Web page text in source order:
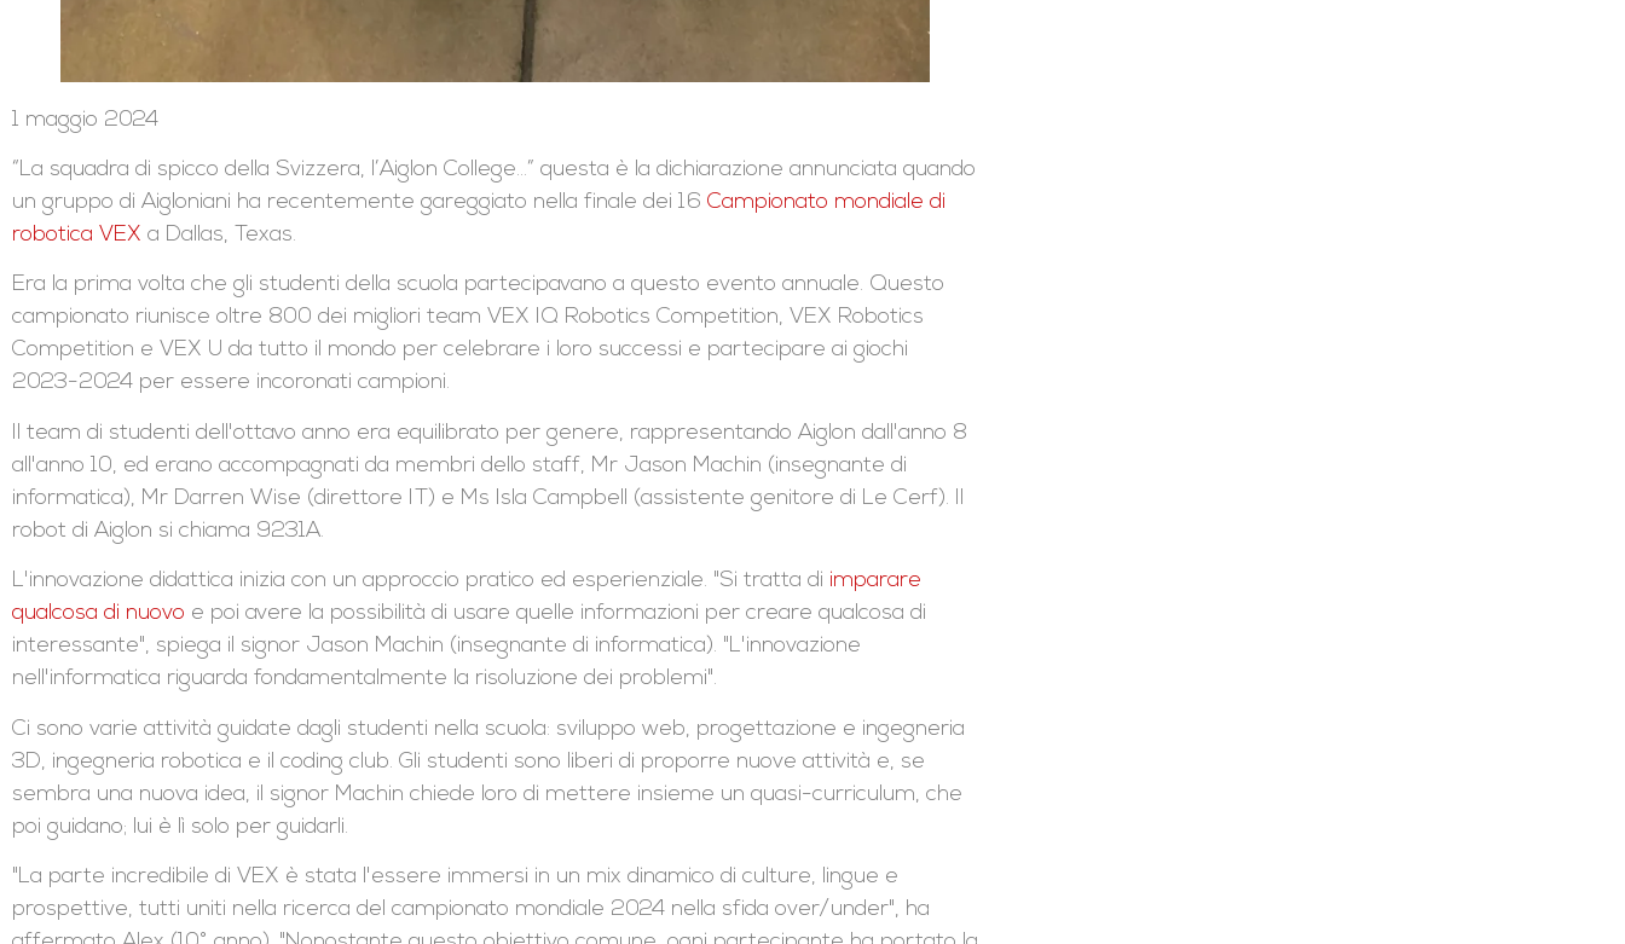
1 maggio 2024
“La squadra di spicco della Svizzera, l’Aiglon College…” questa è la dichiarazione annunciata quando
un gruppo di Aigloniani ha recentemente gareggiato nella finale dei 16 Campionato mondiale di
robotica VEX a Dallas, Texas.
Era la prima volta che gli studenti della scuola partecipavano a questo evento annuale. Questo
campionato riunisce oltre 800 dei migliori team VEX IQ Robotics Competition, VEX Robotics
Competition e VEX U da tutto il mondo per celebrare i loro successi e partecipare ai giochi
2023-2024 per essere incoronati campioni.
Il team di studenti dell'ottavo anno era equilibrato per genere, rappresentando Aiglon dall'anno 8
all'anno 10, ed erano accompagnati da membri dello staff, Mr Jason Machin (insegnante di
informatica), Mr Darren Wise (direttore IT) e Ms Isla Campbell (assistente genitore di Le Cerf). Il
robot di Aiglon si chiama 9231A.
L'innovazione didattica inizia con un approccio pratico ed esperienziale. "Si tratta di imparare
qualcosa di nuovo e poi avere la possibilità di usare quelle informazioni per creare qualcosa di
interessante", spiega il signor Jason Machin (insegnante di informatica). "L'innovazione
nell'informatica riguarda fondamentalmente la risoluzione dei problemi".
Ci sono varie attività guidate dagli studenti nella scuola: sviluppo web, progettazione e ingegneria
3D, ingegneria robotica e il coding club. Gli studenti sono liberi di proporre nuove attività e, se
sembra una nuova idea, il signor Machin chiede loro di mettere insieme un quasi-curriculum, che
poi guidano; lui è lì solo per guidarli.
"La parte incredibile di VEX è stata l'essere immersi in un mix dinamico di culture, lingue e
prospettive, tutti uniti nella ricerca del campionato mondiale 2024 nella sfida over/under", ha